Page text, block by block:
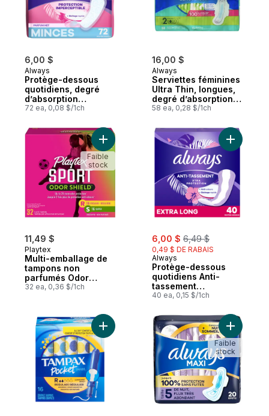
6,00 $
Always
Protège-dessous
quotidiens, degré
d’absorption
régulier, parfumés,
72 ea, 0,08 $/1ch
16,00 $
Always
Serviettes féminines
Ultra Thin, longues,
degré d’absorption
super, avec ailes,
2, non parfumées,
58 serviettes
58 ea, 0,28 $/1ch
11,49 $
Playtex
Multi-emballage de
tampons non
parfumés Odor
Shield à absorptivité
32 ea, 0,36 $/1ch
Ajouter Multi-emballage de tampons
Faible
stock
sale:
6,00 $ , formerly:
6,49 $
0,49 $ DE RABAIS
Always
Protège-dessous
quotidiens Anti-
tassement
Protection Xtra,
parfumés, 40
protège-dessous
40 ea, 0,15 $/1ch
Ajouter
Ajouter Tampons Pocket Pearl avecAjouter
Faible
stock